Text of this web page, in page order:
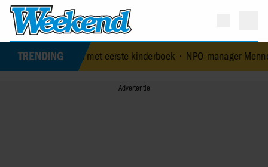
TRENDING
met eerste kinderboek•NPO-manager Menno de Boer